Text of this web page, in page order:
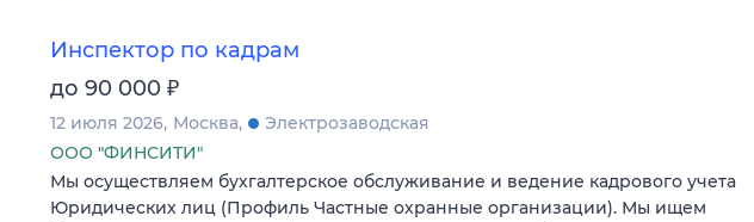
Инспектор по кадрам
до 90 000 ₽
12 июля 2026 Москва
Электрозаводская
ООО "ФИНСИТИ"
Мы осуществляем бухгалтерское обслуживание и ведение кадрового учета
Юридических лиц (Профиль Частные охранные организации). Мы ищем